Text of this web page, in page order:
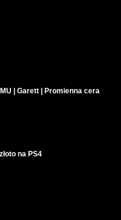
| Garett | Promienna cera
na PS4